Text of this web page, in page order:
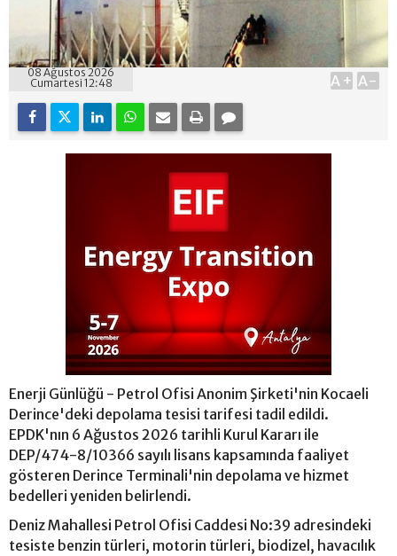
08 Ağustos 2026
Cumartesi 12:48
A+ A-
Enerji Günlüğü - Petrol Ofisi Anonim Şirketi'nin Kocaeli
Derince'deki depolama tesisi tarifesi tadil edildi.
EPDK'nın 6 Ağustos 2026 tarihli Kurul Kararı ile
DEP/474-8/10366 sayılı lisans kapsamında faaliyet
gösteren Derince Terminali'nin depolama ve hizmet
bedelleri yeniden belirlendi.
Deniz Mahallesi Petrol Ofisi Caddesi No:39 adresindeki
tesiste benzin türleri, motorin türleri, biodizel, havacılık